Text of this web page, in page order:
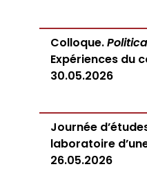
Colloque.
Expériences du
30.05.2026
Journée
laboratoire
26.05.2026